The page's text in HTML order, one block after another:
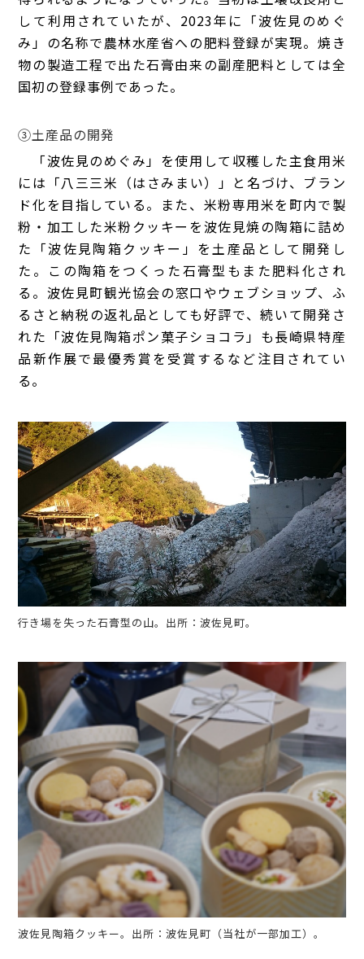
して利用されていたが、2023年に「波佐見のめぐ
み」の名称で農林水産省への肥料登録が実現。焼き
物の製造工程で出た石膏由来の副産肥料としては全
国初の登録事例であった。
③土産品の開発
「波佐見のめぐみ」を使用して収穫した主食用米
には「八三三米（はさみまい）」と名づけ、ブラン
ド化を目指している。また、米粉専用米を町内で製
粉・加工した米粉クッキーを波佐見焼の陶箱に詰め
た「波佐見陶箱クッキー」を土産品として開発し
た。この陶箱をつくった石膏型もまた肥料化され
る。 波佐見町観光協会の窓口やウェブショップ、ふ
るさと納税の返礼品としても好評で、続いて開発さ
れた「波佐見陶箱ポン菓子ショコラ」も長崎県特産
品新作展で最優秀賞を受賞するなど注目されてい
る。
行き場を失った石膏型の山。出所：波佐見町。
波佐見陶箱クッキー。出所：波佐見町（当社が一部加工）。